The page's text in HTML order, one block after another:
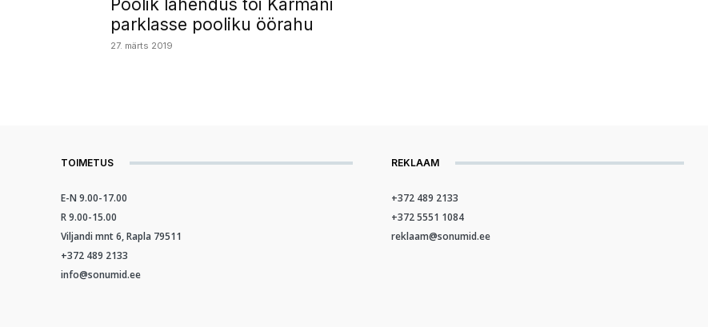
Poolik lahendus tõi Karmani
parklasse pooliku öörahu
27. märts 2019
TOIMETUS
E-N 9.00-17.00
R 9.00-15.00
Viljandi mnt 6, Rapla 79511
+372 489 2133
info@sonumid.ee
REKLAAM
+372 489 2133
+372 5551 1084
reklaam@sonumid.ee